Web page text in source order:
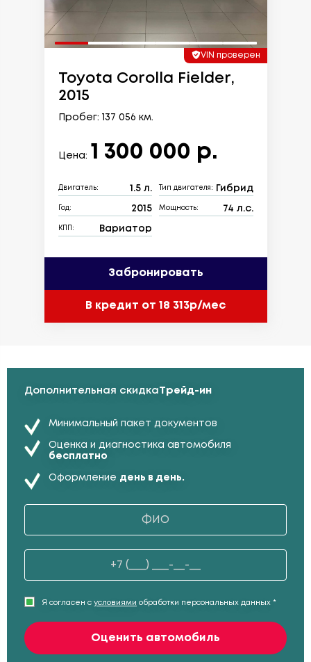
VIN проверен
Toyota Corolla Fielder,
2015
Пробег: 137 056 км.
Цена: 1 300 000 р.
Двигатель: 1.5 л. Тип двигателя: Гибрид
Год: 2015 Мощность: 74 л.с.
КПП: Вариатор
Забронировать
В кредит от 18 313р/мес
Дополнительная скидкаТрейд-ин
Минимальный пакет документов
Оценка и диагностика автомобиля
бесплатно
Оформление день в день.
Я согласен с условиями обработки персональных данных *
Оценить автомобиль